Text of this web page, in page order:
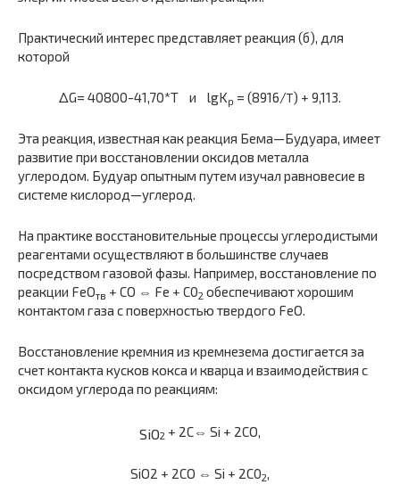
Практический интерес представляет реакция (б), для
которой
ΔG= 40800-41,70*T и lgKp = (8916/T) + 9,113.
Эта реакция, известная как реакция Бема—Будуара, имеет
развитие при восстановлении оксидов металла
углеродом. Будуар опытным путем изучал равновесие в
системе кислород—углерод.
На практике восстановительные процессы углеродистыми
реа­гентами осуществляют в большинстве случаев
посредством газовой фазы. Например, восстановление по
реакции FеОтв + СО ⇔ Fе + С02 обеспечивают хорошим
контактом газа с поверхностью твердого FеО.
Восстановление кремния из кремнезема достигается за
счет кон­такта кусков кокса и кварца и взаимодействия с
оксидом углерода по реакциям:
SiO2 + 2С⇔ Si + 2СО,
SiO2 + 2СО ⇔ Si + 2С02,